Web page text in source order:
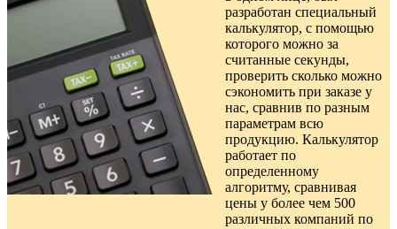
разработан специальный
калькулятор, с помощью
которого можно за
считанные секунды,
проверить сколько можно
сэкономить при заказе у
нас, сравнив по разным
параметрам всю
продукцию. Калькулятор
работает по
определенному
алгоритму, сравнивая
цены у более чем 500
различных компаний по